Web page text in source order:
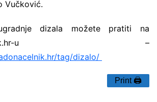
Vučković.
dizala možete pratiti na
u –
tag/dizalo/
Print 🖨